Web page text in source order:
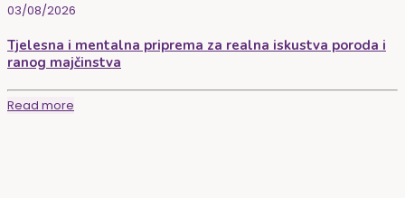
03/08/2026
Tjelesna i mentalna priprema za realna iskustva poroda i
ranog majčinstva
Read more